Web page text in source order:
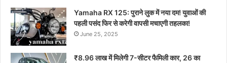
Yamaha RX 125: पुराने लुक में नया दम! युवाओं की
पहली पसंद फिर से करेगी वापसी मचाएगी तहलका!
June 25, 2025
₹8.96 लाख में मिलेगी 7-सीटर फैमिली कार, 26 का